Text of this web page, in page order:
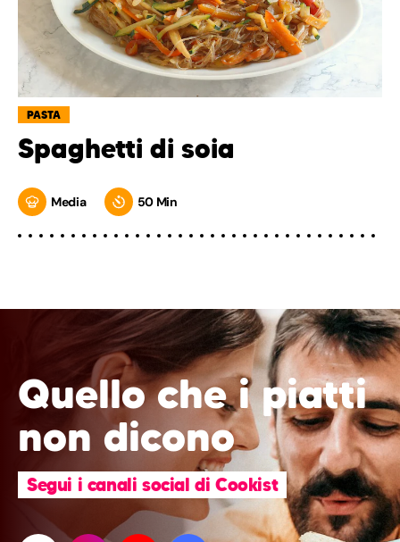
PASTA
Spaghetti di soia
Media 50 Min
Quello che i piatti
non dicono
Segui i canali social di Cookist